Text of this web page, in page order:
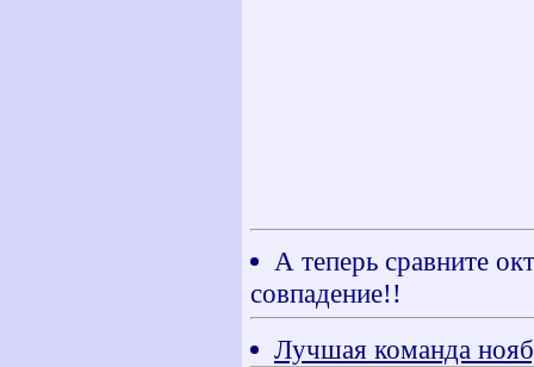
А теперь сравните
совпадение!!
Лучшая команда